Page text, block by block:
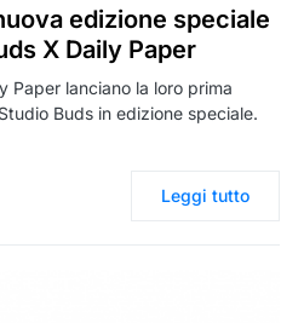
edizione speciale
X Daily Paper
Paper lanciano la loro prima
Buds in edizione speciale.
Leggi tutto